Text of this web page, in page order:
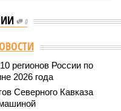
0
регионов России по
2026 года
Северного Кавказа